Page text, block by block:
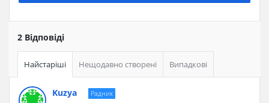
2 Відповіді
Найстаріші Нещодавно створені Випадкові
Kuzya
Радник